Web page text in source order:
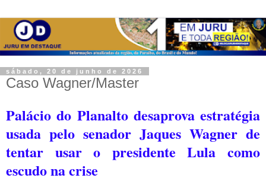
sábado, 20 de junho de 2026
Caso Wagner/Master
Palácio do Planalto desaprova estratégia
usada pelo senador Jaques Wagner de
tentar usar o presidente Lula como
escudo na crise